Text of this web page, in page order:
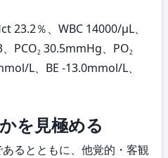
23.2％、WBC 14000/μL、
PCO2 30.5mmHg、PO2
L、BE -13.0mmol/L、
を見極める
あるとともに、他覚的・客観